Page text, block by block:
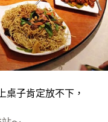
桌子肯定放不下，